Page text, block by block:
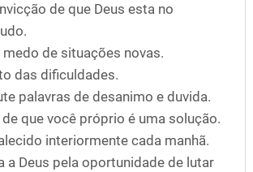
de que Deus esta no
medo de situações novas.
das dificuldades.
palavras de desanimo e duvida.
que você próprio é uma solução.
interiormente cada manhã.
a Deus pela oportunidade de lutar